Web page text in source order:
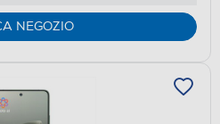
NEGOZIO